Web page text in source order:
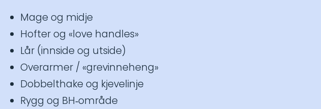
Mage og midje
Hofter og «love handles»
Lår (innside og utside)
Overarmer / «grevinneheng»
Dobbelthake og kjevelinje
Rygg og BH‑område